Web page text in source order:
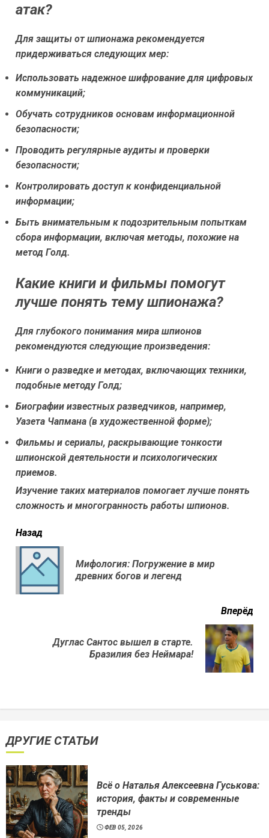
атак?
Для защиты от шпионажа рекомендуется
придерживаться следующих мер:
Использовать надежное шифрование для цифровых
коммуникаций;
Обучать сотрудников основам информационной
безопасности;
Проводить регулярные аудиты и проверки
безопасности;
Контролировать доступ к конфиденциальной
информации;
Быть внимательным к подозрительным попыткам
сбора информации, включая методы, похожие на
метод Голд.
Какие книги и фильмы помогут
лучше понять тему шпионажа?
Для глубокого понимания мира шпионов
рекомендуются следующие произведения:
Книги о разведке и методах, включающих техники,
подобные методу Голд;
Биографии известных разведчиков, например,
Уазета Чапмана (в художественной форме);
Фильмы и сериалы, раскрывающие тонкости
шпионской деятельности и психологических
приемов.
Изучение таких материалов помогает лучше понять
сложность и многогранность работы шпионов.
читать
еще
Назад
Мифология: Погружение в мир
древних богов и легенд
Вперёд
Дуглас Сантос вышел в старте.
Бразилия без Неймара!
ДРУГИЕ СТАТЬИ
Всё о Наталья Алексеевна Гуськова:
история, факты и современные
тренды
ФЕВ 05, 2026